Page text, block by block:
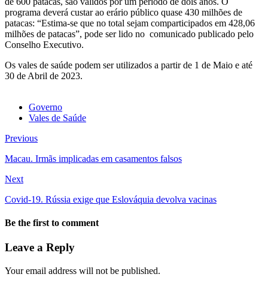
programa deverá custar ao erário público quase 430 milhões de
patacas: “Estima-se que no total sejam comparticipados em 428,06
milhões de patacas”, pode ser lido no comunicado publicado pelo
Conselho Executivo.
Os vales de saúde podem ser utilizados a partir de 1 de Maio e até
30 de Abril de 2023.
Governo
Vales de Saúde
Previous
Macau. Irmãs implicadas em casamentos falsos
Next
Covid-19. Rússia exige que Eslováquia devolva vacinas
Be the first to comment
Leave a Reply
Your email address will not be published.